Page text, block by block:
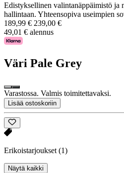
Edistyksellinen valintanäppäimistö ja
hallintaan. Yhteensopiva useimpien
189,99 € 239,00 €
49,01 € alennus
Väri Pale Grey
Varastossa. Valmis toimitettavaksi.
Lisää ostoskoriin
Erikoistarjoukset (1)
Näytä kaikki